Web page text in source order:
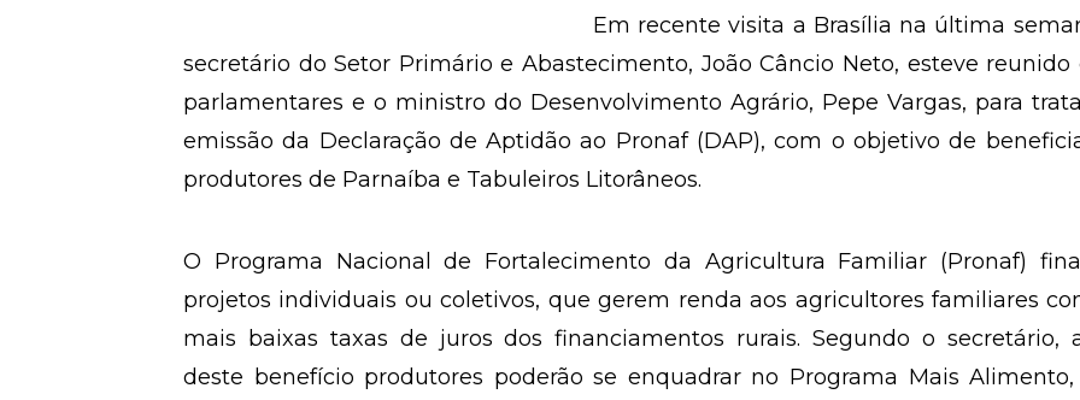
Em recente visita a Brasília na última
secretário do Setor Primário e Abastecimento, João Câncio Neto, esteve reunido
parlamentares e o ministro do Desenvolvimento Agrário, Pepe Vargas, para
emissão da Declaração de Aptidão ao Pronaf (DAP), com o objetivo de
produtores de Parnaíba e Tabuleiros Litorâneos.
O Programa Nacional de Fortalecimento da Agricultura Familiar (Pronaf)
projetos individuais ou coletivos, que gerem renda aos agricultores familiares
mais baixas taxas de juros dos financiamentos rurais. Segundo o secretário,
deste benefício produtores poderão se enquadrar no Programa Mais